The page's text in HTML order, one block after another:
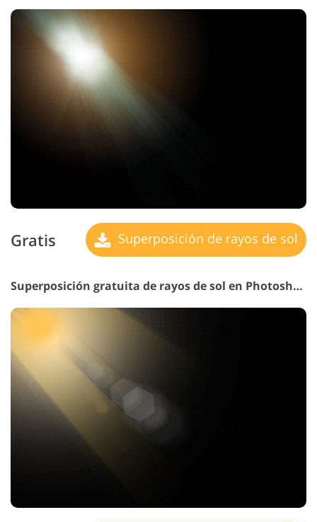
Gratis Superposición de rayos de sol
Superposición gratuita de rayos de sol en Photoshop n.° 28 "Impulse"